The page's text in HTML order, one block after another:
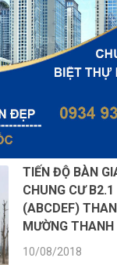
TIẾN ĐỘ BÀN
CHUNG CƯ
(ABCDEF)
MƯỜNG THANH
10/08/2018